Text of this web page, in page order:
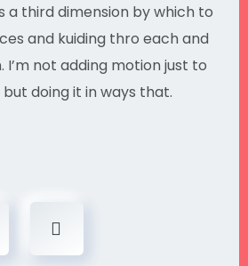
a third dimension by which to
and kuiding thro each and
not adding motion just to
doing it in ways that.